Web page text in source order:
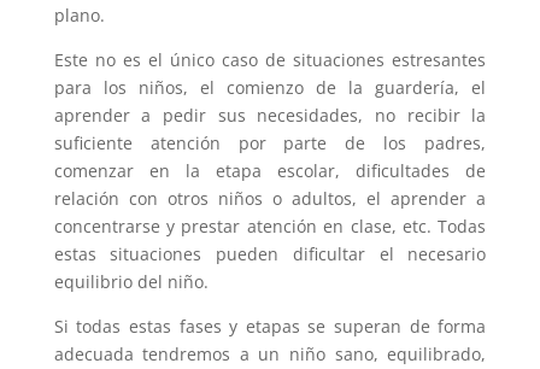
plano.
Este no es el único caso de situaciones estresantes
para los niños, el comienzo de la guardería, el
aprender a pedir sus necesidades, no recibir la
suficiente atención por parte de los padres,
comenzar en la etapa escolar, dificultades de
relación con otros niños o adultos, el aprender a
concentrarse y prestar atención en clase, etc. Todas
estas situaciones pueden dificultar el necesario
equilibrio del niño.
Si todas estas fases y etapas se superan de forma
adecuada tendremos a un niño sano, equilibrado,